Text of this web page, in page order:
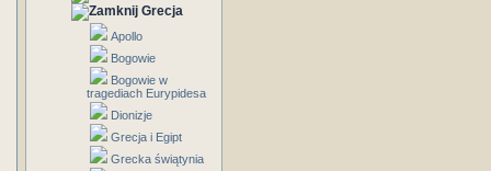
Grecja
Apollo
Bogowie
Bogowie w
tragediach Eurypidesa
Dionizje
Grecja i Egipt
Grecka świątynia